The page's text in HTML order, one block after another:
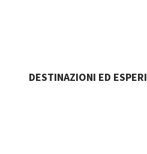
DESTINAZIONI ED